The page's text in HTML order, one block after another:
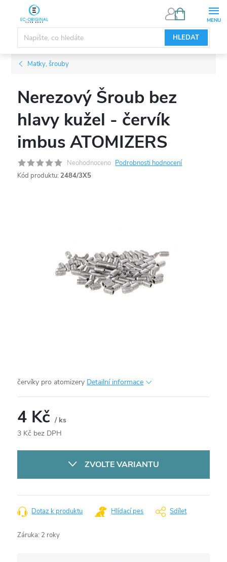
obsah
HLEDAT
NÁKUPNÍ
Matky, šrouby
Nerezový Šroub bez
hlavy kužel - červík
imbus ATOMIZERS
Neohodnoceno Podrobnosti hodnocení
Kód produktu: 2484/3X5
červíky pro atomizery Detailní informace
4 Kč/ ks
3 Kč bez DPH
ZVOLTE VARIANTU
Dotaz k produktu Hlídací pes Sdílet
Záruka: 2 roky